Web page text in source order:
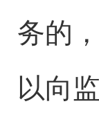
务的
以向